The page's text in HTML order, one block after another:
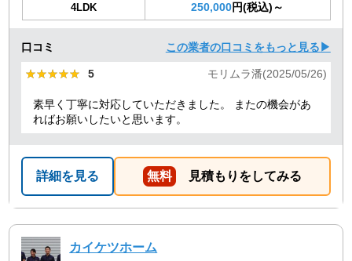
4LDK 250,000円(税込)～
口コミ この業者の口コミをもっと見る▶
★★★★★
★★★★★ 5 モリムラ潘(2025/05/26)
素早く丁寧に対応していただきました。 またの機会があ
ればお願いしたいと思います。
詳細を見る 無料 見積もりをしてみる
カイケツホーム